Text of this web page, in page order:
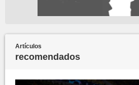
Artículos
recomendados